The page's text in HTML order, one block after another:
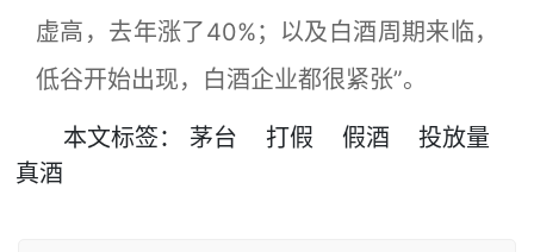
虚高，去年涨了40%；以及白酒周期来临，
低谷开始出现，白酒企业都很紧张”。
本文标签： 茅台 打假 假酒
投放量
真酒